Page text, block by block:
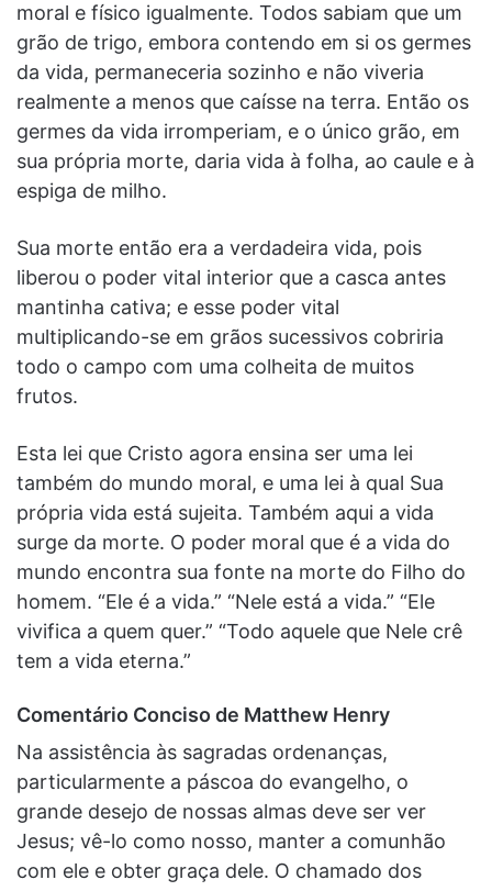
moral e físico igualmente. Todos sabiam que um
grão de trigo, embora contendo em si os germes
da vida, permaneceria sozinho e não viveria
realmente a menos que caísse na terra. Então os
germes da vida irromperiam, e o único grão, em
sua própria morte, daria vida à folha, ao caule e à
espiga de milho.
Sua morte então era a verdadeira vida, pois
liberou o poder vital interior que a casca antes
mantinha cativa; e esse poder vital
multiplicando-se em grãos sucessivos cobriria
todo o campo com uma colheita de muitos
frutos.
Esta lei que Cristo agora ensina ser uma lei
também do mundo moral, e uma lei à qual Sua
própria vida está sujeita. Também aqui a vida
surge da morte. O poder moral que é a vida do
mundo encontra sua fonte na morte do Filho do
homem. “Ele é a vida.” “Nele está a vida.” “Ele
vivifica a quem quer.” “Todo aquele que Nele crê
tem a vida eterna.”
Comentário Conciso de Matthew Henry
Na assistência às sagradas ordenanças,
particularmente a páscoa do evangelho, o
grande desejo de nossas almas deve ser ver
Jesus; vê-lo como nosso, manter a comunhão
com ele e obter graça dele. O chamado dos